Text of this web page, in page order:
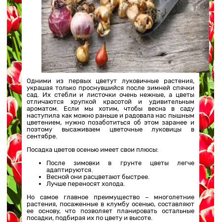
Одними из первых цветут луковичные растения,
украшая только проснувшийся после зимней спячки
сад. Их стебли и листочки очень нежные, а цветы
отличаются хрупкой красотой и удивительным
ароматом. Если мы хотим, чтобы весна в саду
наступила как можно раньше и радовала нас пышным
цветением, нужно позаботиться об этом заранее и
поэтому высаживаем цветочные луковицы в
сентябре.
Посадка цветов осенью имеет свои плюсы:
После зимовки в грунте цветы легче
адаптируются.
Весной они расцветают быстрее.
Лучше переносят холода.
Но самое главное преимущество – многолетние
растения, посаженные в клумбу осенью, составляют
ее основу, что позволяет планировать остальные
посадки, подбирая их по цвету и высоте.